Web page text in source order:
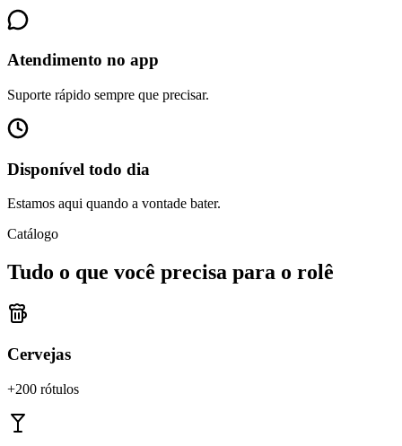
Atendimento no app
Suporte rápido sempre que precisar.
Disponível todo dia
Estamos aqui quando a vontade bater.
Catálogo
Tudo o que você precisa para o rolê
Cervejas
+200 rótulos